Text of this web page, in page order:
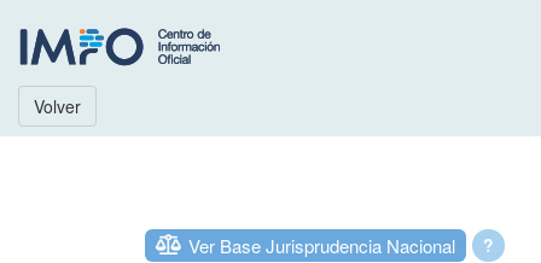
Volver
?
Ver Base Jurisprudencia Nacional